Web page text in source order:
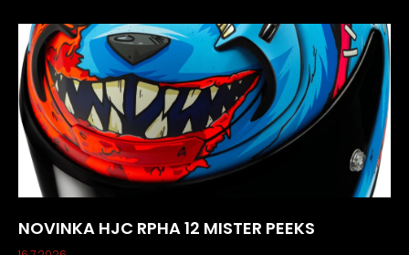
NOVINKA HJC RPHA 12 MISTER PEEKS